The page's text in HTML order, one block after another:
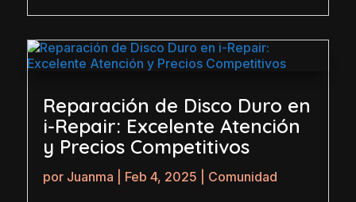
Reparación de Disco Duro en
i-Repair: Excelente Atención
y Precios Competitivos
por Juanma Feb 4, 2025 Comunidad